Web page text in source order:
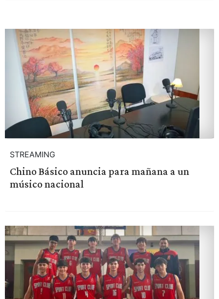
STREAMING
Chino Básico anuncia para mañana a un
músico nacional